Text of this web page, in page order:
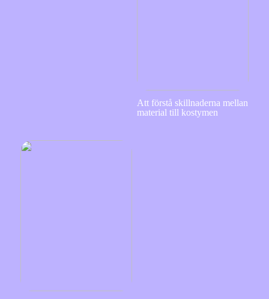
Att förstå skillnaderna mellan
material till kostymen